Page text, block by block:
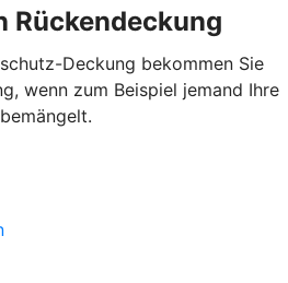
Rückendeckung
Deckung bekommen Sie
wenn zum Beispiel jemand Ihre